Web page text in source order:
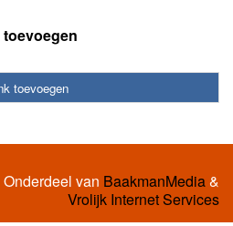
toevoegen
van BaakmanMedia&
Vrolijk Internet Services